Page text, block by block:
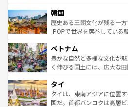
ワイを、存分に味わってほしい。 なお、新着のハワ
はコンテンツ一覧を参照し
いる。アクティビティも充実
ビング、ハイキングなど、
い。オーストラリアの多彩
参照してほしい。
ン）、静ひつな山岳地帯であ
と山間の静けさが共存して
驚きをもたらしてくれる。
容にもいいと評判のスイーツ
が味わえる。 なお、新
照してほしい。
韓国
歴史ある王朝文化が残る一
-POPで世界を席巻している
き、地方に足を延ばせば四季
できる。そして、キムチや
まで、さまざまな韓国料理
リティに包まれながら、韓
わってみてほ
覧を参照してほしい。
ベトナム
豊かな自然と多様な文化が
く伸びる国土には、広大な
急速な発展と共に伝統が息
ーチミン市のフランス統治
醸し出している。また、バ
タイ
タイは、東南アジアに位置
国だ。首都バンコクは高層